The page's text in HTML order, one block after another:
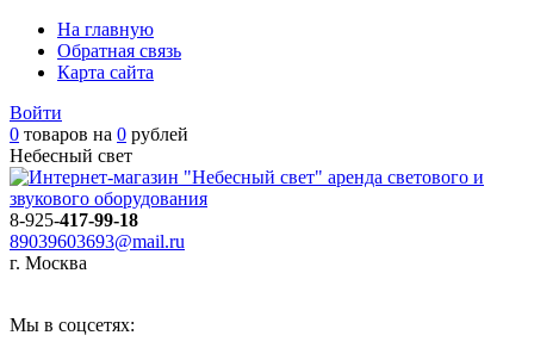
На главную
Обратная связь
Карта сайта
Войти
0 товаров на 0 рублей
Небесный свет
аренда светового и
звукового оборудования
8-925-417-99-18
89039603693@mail.ru
г. Москва
Мы в соцсетях: